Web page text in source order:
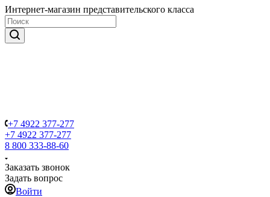
Интернет-магазин представительского класса
+7 4922 377-277
+7 4922 377-277
8 800 333-88-60
Заказать звонок
Задать вопрос
Войти